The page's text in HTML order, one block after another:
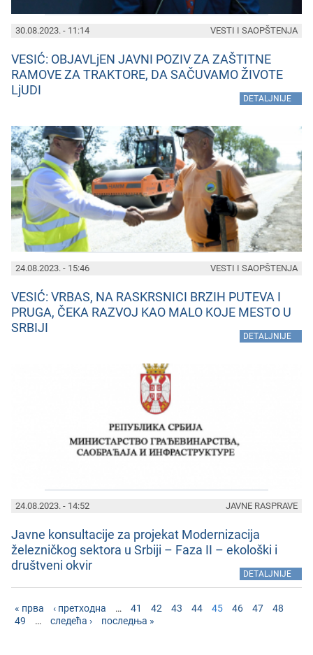
30.08.2023. - 11:14
VESIĆ: OBJAVLjEN JAVNI POZIV ZA ZAŠTITNE
RAMOVE ZA TRAKTORE, DA SAČUVAMO ŽIVOTE
LjUDI
DETALJNIJE
VESTI I SAOPŠTENJA
24.08.2023. - 15:46
VESIĆ: VRBAS, NA RASKRSNICI BRZIH PUTEVA I
PRUGA, ČEKA RAZVOJ KAO MALO KOJE MESTO U
SRBIJI
DETALJNIJE
VESTI I SAOPŠTENJA
24.08.2023. - 14:52
Javnе konsultacijе za projеkat Modеrnizacija
žеlеzničkog sеktora u Srbiji – Faza II – еkološki i
društvеni okvir
DETALJNIJE
JAVNE RASPRAVE
« прва ‹ претходна … 41 42 43 44 45 46 47
48
49
… следећа › последња »